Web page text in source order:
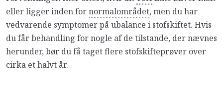
eller ligger inden fornormalområdet, men du har
vedvarende symptomer på ubalance i stofskiftet. Hvis
du får behandling for nogle af de tilstande, der nævnes
herunder, bør du få taget flere stofskifteprøver over
cirka et halvt år.